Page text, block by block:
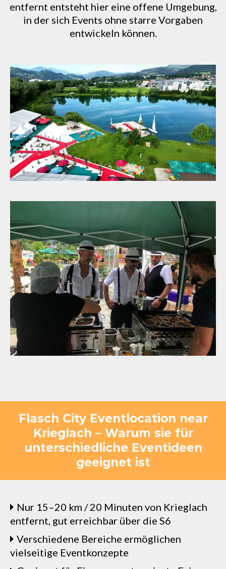
entfernt entsteht hier eine offene Umgebung,
in der sich Events ohne starre Vorgaben
entwickeln können.
Flasch City Eventlocation near
Krieglach – Warum sie für
unterschiedliche Eventideen
geeignet ist
Nur 15–20 km / 20 Minuten von Krieglach
entfernt, gut erreichbar über die S6
Verschiedene Bereiche ermöglichen
vielseitige Eventkonzepte